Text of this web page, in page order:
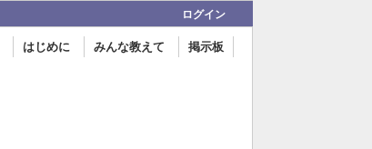
ログイン
掲示板
みんな教えて
はじめに